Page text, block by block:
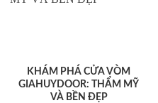
KHÁM PHÁ CỬA VÒM
GIAHUYDOOR: THẨM MỸ
VÀ BỀN ĐẸP